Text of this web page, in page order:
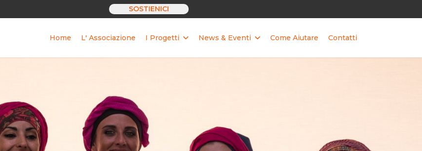
SOSTIENICI
Home L' Associazione I Progetti News & Eventi Come Aiutare Contatti